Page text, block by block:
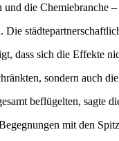
die Chemiebranche –
Die
dass sich die Effekte
sondern auch
beflügelten, sagte
mit den